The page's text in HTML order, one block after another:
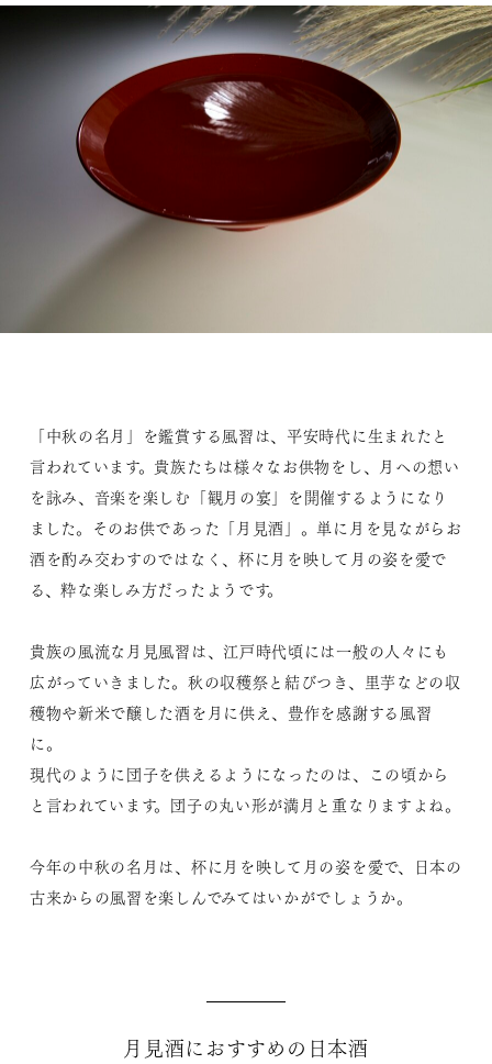
「中秋の名月」を鑑賞する風習は、平安時代に生まれたと
言われています。貴族たちは様々なお供物をし、月への想い
を詠み、音楽を楽しむ「観月の宴」を開催するようになり
ました。そのお供であった「月見酒」。単に月を見ながらお
酒を酌み交わすのではなく、杯に月を映して月の姿を愛で
る、粋な楽しみ方だったようです。
貴族の風流な月見風習は、江戸時代頃には一般の人々にも
広がっていきました。秋の収穫祭と結びつき、里芋などの収
穫物や新米で醸した酒を月に供え、豊作を感謝する風習
に。
現代のように団子を供えるようになったのは、この頃から
と言われています。団子の丸い形が満月と重なりますよね。
今年の中秋の名月は、杯に月を映して月の姿を愛で、日本の
古来からの風習を楽しんでみてはいかがでしょうか。
月見酒におすすめの日本酒